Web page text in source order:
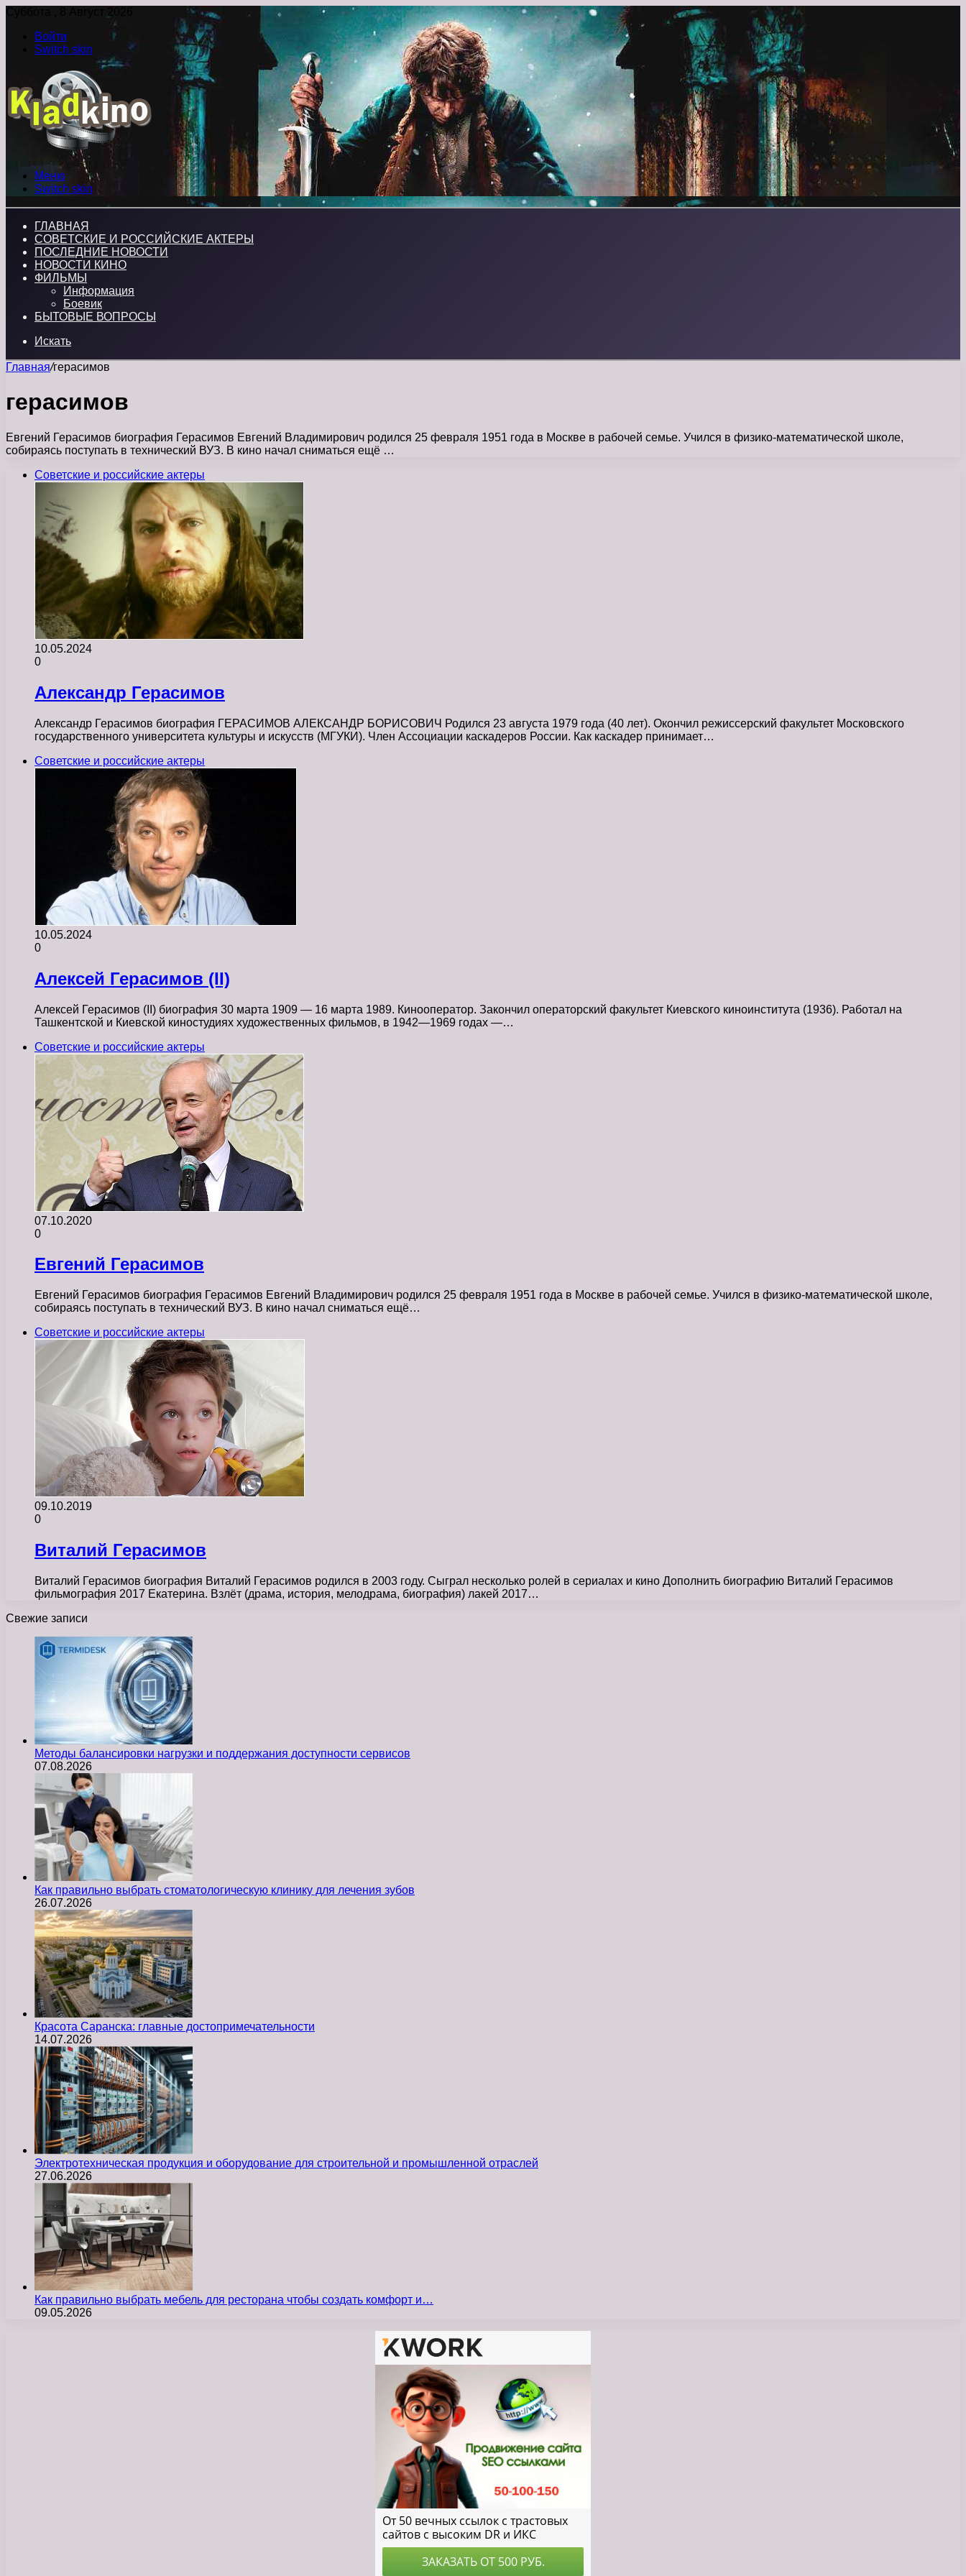
Суббота , 8 Август 2026
Войти
Switch skin
Меню
Switch skin
ГЛАВНАЯ
СОВЕТСКИЕ И РОССИЙСКИЕ АКТЕРЫ
ПОСЛЕДНИЕ НОВОСТИ
НОВОСТИ КИНО
ФИЛЬМЫ
Информация
Боевик
БЫТОВЫЕ ВОПРОСЫ
Искать
Главная/герасимов
герасимов
Евгений Герасимов биография Герасимов Евгений Владимирович родился 25 февраля 1951 года в Москве в рабочей семье. Учился в физико-математической школе,
собираясь поступать в технический ВУЗ. В кино начал сниматься ещё …
Советские и российские актеры
10.05.2024
0
Александр Герасимов
Александр Герасимов биография ГЕРАСИМОВ АЛЕКСАНДР БОРИСОВИЧ Родился 23 августа 1979 года (40 лет). Окончил режиссерский факультет Московского
государственного университета культуры и искусств (МГУКИ). Член Ассоциации каскадеров России. Как каскадер принимает…
Советские и российские актеры
10.05.2024
0
Алексей Герасимов (II)
Алексей Герасимов (II) биография 30 марта 1909 — 16 марта 1989. Кинооператор. Закончил операторский факультет Киевского киноинститута (1936). Работал на
Ташкентской и Киевской киностудиях художественных фильмов, в 1942—1969 годах —…
Советские и российские актеры
07.10.2020
0
Евгений Герасимов
Евгений Герасимов биография Герасимов Евгений Владимирович родился 25 февраля 1951 года в Москве в рабочей семье. Учился в физико-математической школе,
собираясь поступать в технический ВУЗ. В кино начал сниматься ещё…
Советские и российские актеры
09.10.2019
0
Виталий Герасимов
Виталий Герасимов биография Виталий Герасимов родился в 2003 году. Сыграл несколько ролей в сериалах и кино Дополнить биографию Виталий Герасимов
фильмография 2017 Екатерина. Взлёт (драма, история, мелодрама, биография) лакей 2017…
Свежие записи
Методы балансировки нагрузки и поддержания доступности сервисов
07.08.2026
Как правильно выбрать стоматологическую клинику для лечения зубов
26.07.2026
Красота Саранска: главные достопримечательности
14.07.2026
Электротехническая продукция и оборудование для строительной и промышленной отраслей
27.06.2026
Как правильно выбрать мебель для ресторана чтобы создать комфорт и…
09.05.2026